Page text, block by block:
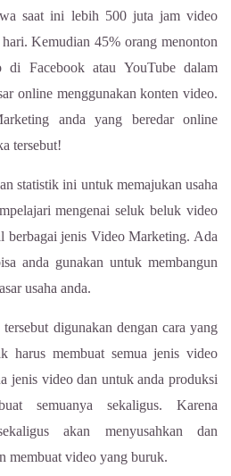
saat ini lebih 500 juta jam video
Kemudian 45% orang menonton
Facebook atau YouTube dalam
online menggunakan konten video.
anda yang beredar online
tersebut!
statistik ini untuk memajukan usaha
mengenai seluk beluk video
berbagai jenis Video Marketing. Ada
anda gunakan untuk membangun
usaha anda.
digunakan dengan cara yang
harus membuat semua jenis video
jenis video dan untuk anda produksi
semuanya sekaligus. Karena
akan menyusahkan dan
membuat video yang buruk.